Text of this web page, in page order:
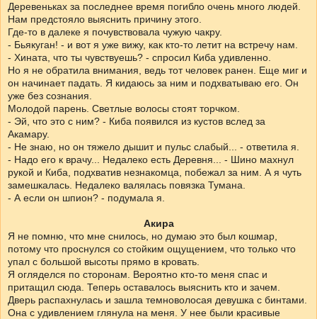
Деревеньках за последнее время погибло очень много людей.
Нам предстояло выяснить причину этого.
Где-то в далеке я почувствовала чужую чакру.
- Бьякуган! - и вот я уже вижу, как кто-то летит на встречу нам.
- Хината, что ты чувствуешь? - спросил Киба удивленно.
Но я не обратила внимания, ведь тот человек ранен. Еще миг и
он начинает падать. Я кидаюсь за ним и подхватываю его. Он
уже без сознания.
Молодой парень. Светлые волосы стоят торчком.
- Эй, что это с ним? - Киба появился из кустов вслед за
Акамару.
- Не знаю, но он тяжело дышит и пульс слабый... - ответила я.
- Надо его к врачу... Недалеко есть Деревня... - Шино махнул
рукой и Киба, подхватив незнакомца, побежал за ним. А я чуть
замешкалась. Недалеко валялась повязка Тумана.
- А если он шпион? - подумала я.
Акира
Я не помню, что мне снилось, но думаю это был кошмар,
потому что проснулся со стойким ощущением, что только что
упал с большой высоты прямо в кровать.
Я огляделся по сторонам. Вероятно кто-то меня спас и
притащил сюда. Теперь оставалось выяснить кто и зачем.
Дверь распахнулась и зашла темноволосая девушка с бинтами.
Она с удивлением глянула на меня. У нее были красивые